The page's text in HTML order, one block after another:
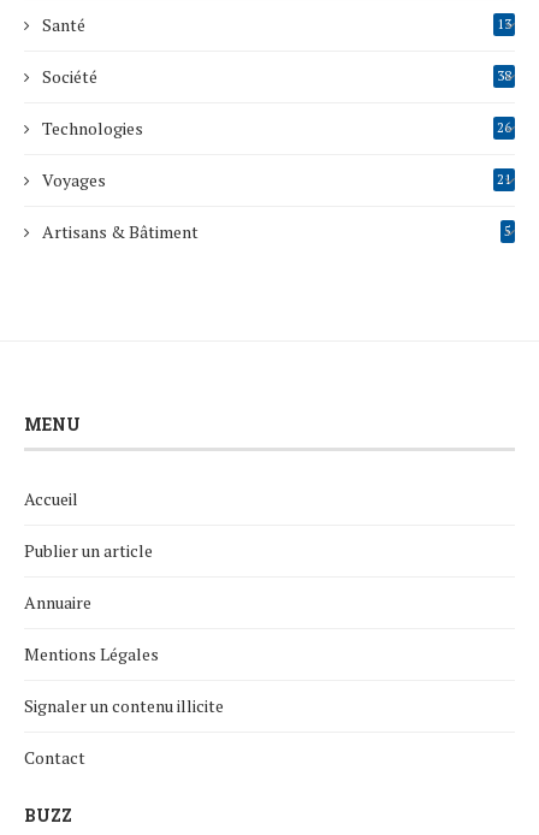
Santé 13
Société 38
Technologies 26
Voyages 21
Artisans & Bâtiment 5
MENU
Accueil
Publier un article
Annuaire
Mentions Légales
Signaler un contenu illicite
Contact
BUZZ